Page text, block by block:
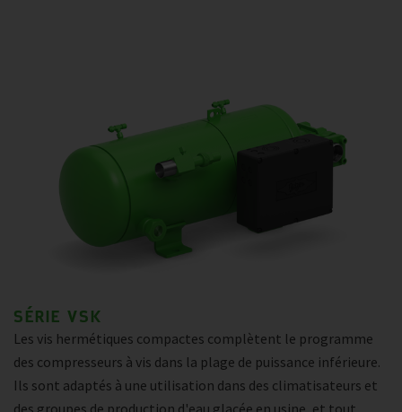
SÉRIE VSK
Les vis hermétiques compactes complètent le programme
des compresseurs à vis dans la plage de puissance inférieure.
Ils sont adaptés à une utilisation dans des climatisateurs et
des groupes de production d'eau glacée en usine, et tout